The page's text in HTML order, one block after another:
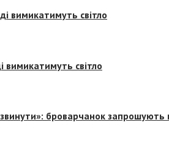
вимикатимуть світло
вимикатимуть світло
броварчанок запрошують